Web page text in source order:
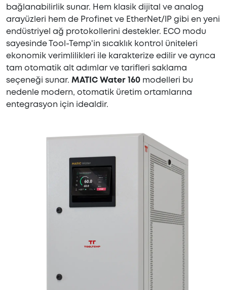
bağlanabilirlik sunar. Hem klasik dijital ve analog
arayüzleri hem de Profinet ve EtherNet/IP gibi en yeni
endüstriyel ağ protokollerini destekler. ECO modu
sayesinde Tool-Temp'in sıcaklık kontrol üniteleri
ekonomik verimlilikleri ile karakterize edilir ve ayrıca
tam otomatik alt adımlar ve tarifleri saklama
seçeneği sunar. MATIC Water 160 modelleri bu
nedenle modern, otomatik üretim ortamlarına
entegrasyon için idealdir.